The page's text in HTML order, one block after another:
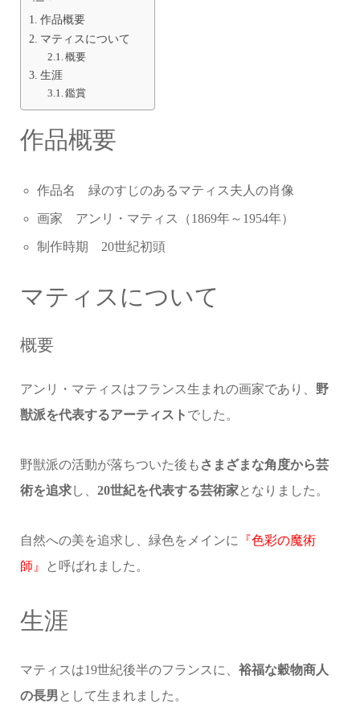
作品概要
マティスについて
概要
生涯
鑑賞
作品概要
作品名 緑のすじのあるマティス夫人の肖像
画家 アンリ・マティス（1869年～1954年）
制作時期 20世紀初頭
マティスについて
概要
アンリ・マティスはフランス生まれの画家であり、 野
獣派を代表するアーティスト でした。
野獣派の活動が落ちついた後も さまざまな角度から芸
術を追求し、 20世紀を代表する芸術家となりました。
自然への美を追求し、緑色をメインに
『色彩の魔術
師』
と呼ばれました。
生涯
マティスは19世紀後半のフランスに、 裕福な穀物商人
の長男 として生まれました。